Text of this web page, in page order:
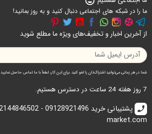
ما را در شبکه های اجتماعی دنبال کنید و به روز بمانید!
از آخرین اخبار و تخفیف‌های ویژه ما مطلع شوید
شما در هر زمانی می‌توانید اشتراک‌تان را لغو کنید. برای این کار، لطفاً با ما تماس حاصل نمایید
7 روز هفته 24 ساعت در دسترس هستیم.
call پشتیبانی خرید 09128921496 - 02144846502
market.com